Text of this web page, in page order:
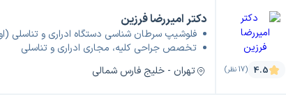
4.5 (17 نظر)
دکتر امیررضا فرزین
فلوشیپ سرطان شناسی دستگاه ادراری و تناسلی
تخصص جراحی کلیه، مجاری ادراری و تناسلی
تهران - خلیج فارس شمالی